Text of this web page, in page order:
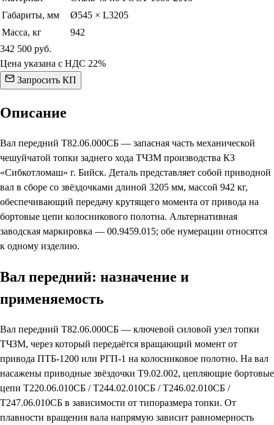
Габариты, мм
Ø545 × L3205
Масса, кг
942
342 500 руб.
Цена указана с НДС 22%
Запросить КП
Описание
Вал передний Т82.06.000СБ — запасная часть механической
чешуйчатой топки заднего хода ТЧЗМ производства КЗ
«Сибкотломаш» г. Бийск. Деталь представляет собой приводной
вал в сборе со звёздочками длиной 3205 мм, массой 942 кг,
обеспечивающий передачу крутящего момента от привода на
бортовые цепи колосникового полотна. Альтернативная
заводская маркировка — 00.9459.015; обе нумерации относятся
к одному изделию.
Вал передний: назначение и
применяемость
Вал передний Т82.06.000СБ — ключевой силовой узел топки
ТЧЗМ, через который передаётся вращающий момент от
привода ПТБ-1200 или РГП-1 на колосниковое полотно. На вал
насажены приводные звёздочки Т9.02.002, цепляющие бортовые
цепи Т220.06.010СБ / Т244.02.010СБ / Т246.02.010СБ /
Т247.06.010СБ в зависимости от типоразмера топки. От
плавности вращения вала напрямую зависит равномерность